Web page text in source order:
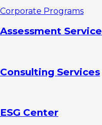
2.
fokus dan
Lakukan
manajemen
Corporate Programs
Assessment Service
Consulting Services
ESG Center